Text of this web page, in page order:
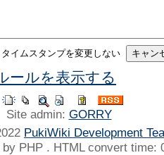
タイムスタンプを変更しない
ールを表示する
Site admin: GORRY
PukiWiki Development
by PHP . HTML convert time: